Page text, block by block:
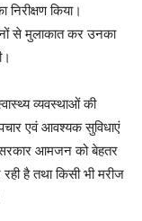
किया।
से मुलाकात कर उनका
व्यवस्थाओं की
एवं आवश्यक सुविधाएं
सरकार आमजन को बेहतर
है तथा किसी भी मरीज